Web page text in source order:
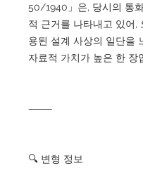
50/1940」은, 당시의 통
적 근거를 나타내고 있어,
용된 설계 사상의 일단을
자료적 가치가 높은 한 장
⸻
🔍 변형 정보